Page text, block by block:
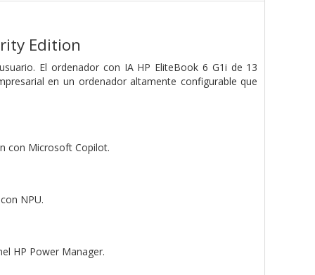
Edition
El ordenador con IA HP EliteBook 6 G1i de 13
en un ordenador altamente configurable que
con Microsoft Copilot.
NPU.
HP Power Manager.